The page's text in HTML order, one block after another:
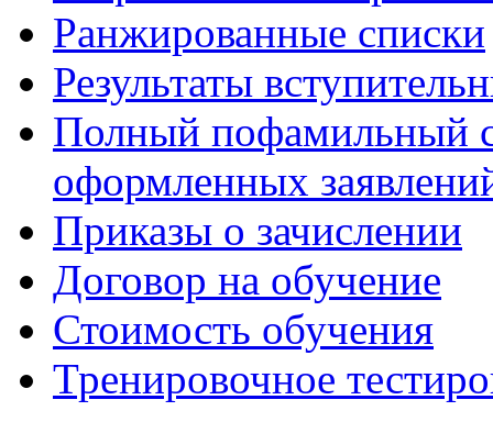
Ранжированные списки
Результаты
Полный пофамильный
оформленных
Приказы о зачислении
Договор на обучение
Стоимость обучения
Тренировочное